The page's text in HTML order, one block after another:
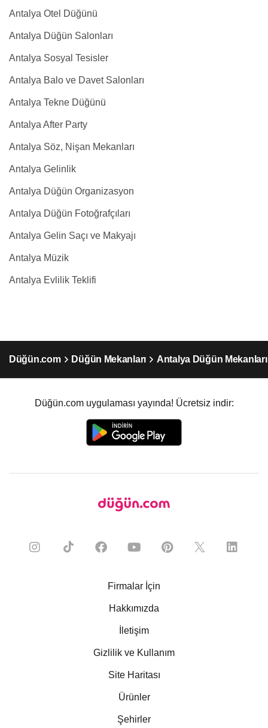
Antalya Otel Düğünü
Antalya Düğün Salonları
Antalya Sosyal Tesisler
Antalya Balo ve Davet Salonları
Antalya Tekne Düğünü
Antalya After Party
Antalya Söz, Nişan Mekanları
Antalya Gelinlik
Antalya Düğün Organizasyon
Antalya Düğün Fotoğrafçıları
Antalya Gelin Saçı ve Makyajı
Antalya Müzik
Antalya Evlilik Teklifi
Düğün.com Düğün Mekanları Antalya Düğün Mekanları
Düğün.com uygulaması yayında! Ücretsiz indir:
Firmalar İçin
Hakkımızda
İletişim
Gizlilik ve Kullanım
Site Haritası
Ürünler
Şehirler